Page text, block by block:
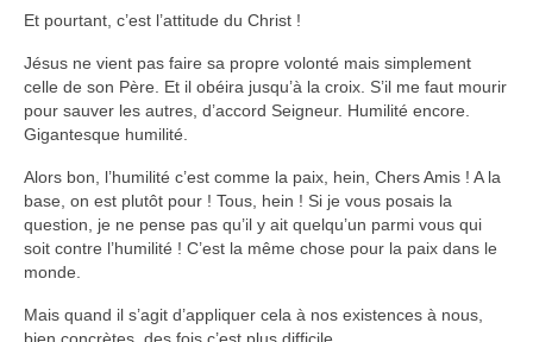
Et pourtant, c’est l’attitude du Christ !
Jésus ne vient pas faire sa propre volonté mais simplement
celle de son Père. Et il obéira jusqu’à la croix. S’il me faut mourir
pour sauver les autres, d’accord Seigneur. Humilité encore.
Gigantesque humilité.
Alors bon, l’humilité c’est comme la paix, hein, Chers Amis ! A la
base, on est plutôt pour ! Tous, hein ! Si je vous posais la
question, je ne pense pas qu’il y ait quelqu’un parmi vous qui
soit contre l’humilité ! C’est la même chose pour la paix dans le
monde.
Mais quand il s’agit d’appliquer cela à nos existences à nous,